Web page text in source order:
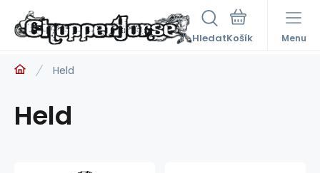
Hledat Menu
Held
Held